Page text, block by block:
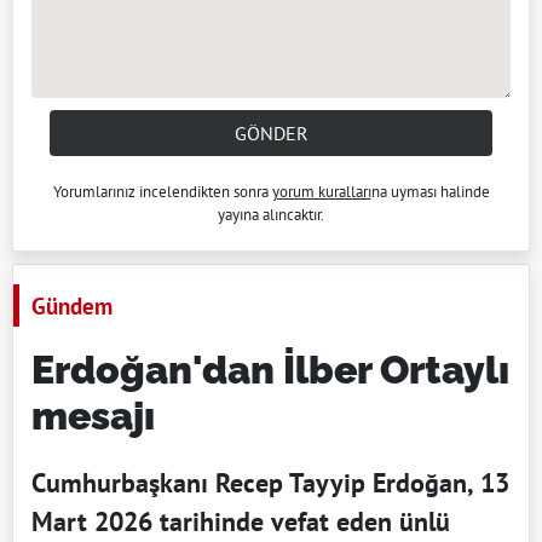
GÖNDER
Yorumlarınız incelendikten sonrayorum kurallarına uyması halinde
yayına alıncaktır.
Gündem
Erdoğan'dan İlber Ortaylı
mesajı
Cumhurbaşkanı Recep Tayyip Erdoğan, 13
Mart 2026 tarihinde vefat eden ünlü